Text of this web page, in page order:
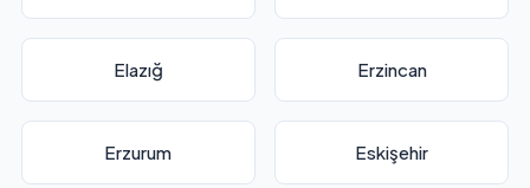
Elazığ Erzincan
Erzurum Eskişehir